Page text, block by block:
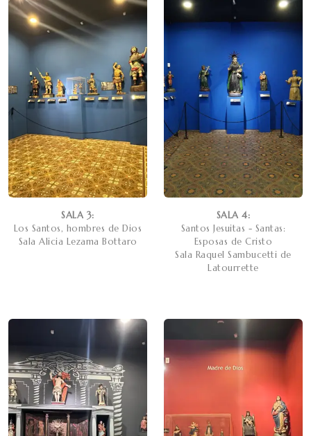
SALA 3:
Los Santos, hombres de Dios
Sala Alicia Lezama Bottaro
SALA 4:
Santos Jesuitas - Santas:
Esposas de Cristo
Sala Raquel Sambucetti de
Latourrette